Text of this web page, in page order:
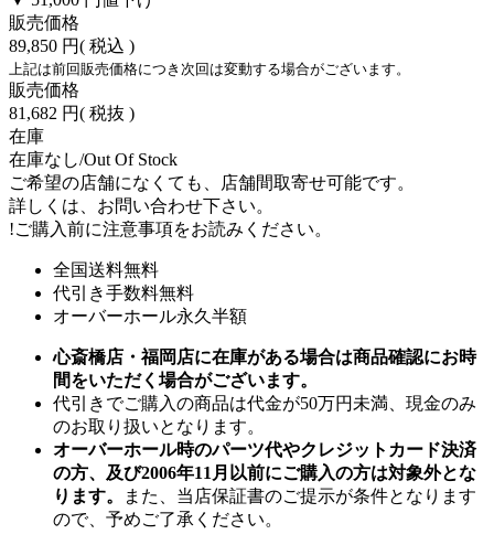
販売価格
89,850 円( 税込 )
上記は前回販売価格につき次回は変動する場合がございます。
販売価格
81,682 円( 税抜 )
在庫
在庫なし/Out Of Stock
ご希望の店舗になくても、店舗間取寄せ可能です。
詳しくは、お問い合わせ下さい。
!ご購入前に注意事項をお読みください。
全国送料無料
代引き手数料無料
オーバーホール永久半額
心斎橋店・福岡店に在庫がある場合は商品確認にお時
間をいただく場合がございます。
代引きでご購入の商品は代金が50万円未満、現金のみ
のお取り扱いとなります。
オーバーホール時のパーツ代やクレジットカード決済
の方、及び2006年11月以前にご購入の方は対象外とな
ります。
また、当店保証書のご提示が条件となります
ので、予めご了承ください。